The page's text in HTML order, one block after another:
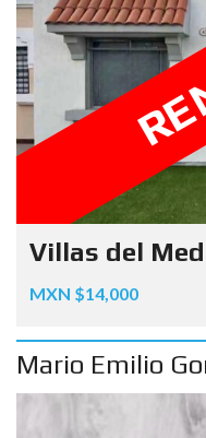
Villas del
MXN $14,000
Mario Emilio